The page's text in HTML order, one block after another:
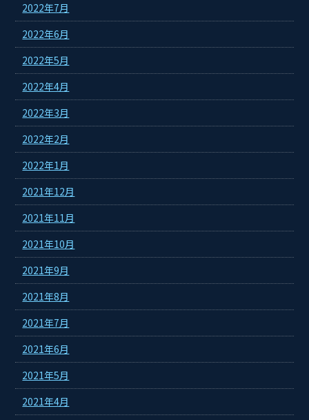
2022年7月
2022年6月
2022年5月
2022年4月
2022年3月
2022年2月
2022年1月
2021年12月
2021年11月
2021年10月
2021年9月
2021年8月
2021年7月
2021年6月
2021年5月
2021年4月